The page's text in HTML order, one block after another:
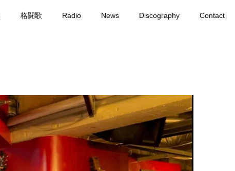
格闘歌 Radio News Discography Contact